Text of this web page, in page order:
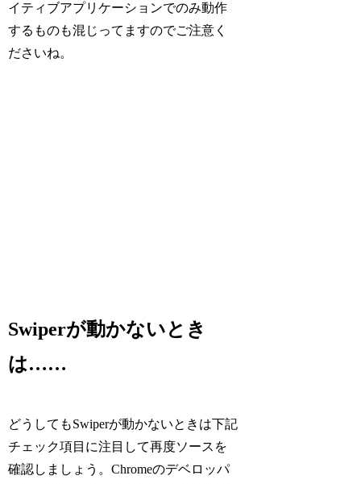
イティブアプリケーションでのみ動作
するものも混じってますのでご注意く
ださいね。
Swiperが動かないとき
は……
どうしてもSwiperが動かないときは下記
チェック項目に注目して再度ソースを
確認しましょう。Chromeのデベロッパ